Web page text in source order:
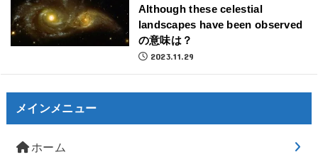
Although these celestial
landscapes have been observed
の意味は？
2023.11.29
メインメニュー
ホーム